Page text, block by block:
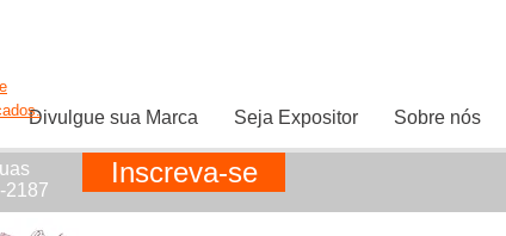
Divulgue sua Marca Seja Expositor Sobre nós
2187
Inscreva-se